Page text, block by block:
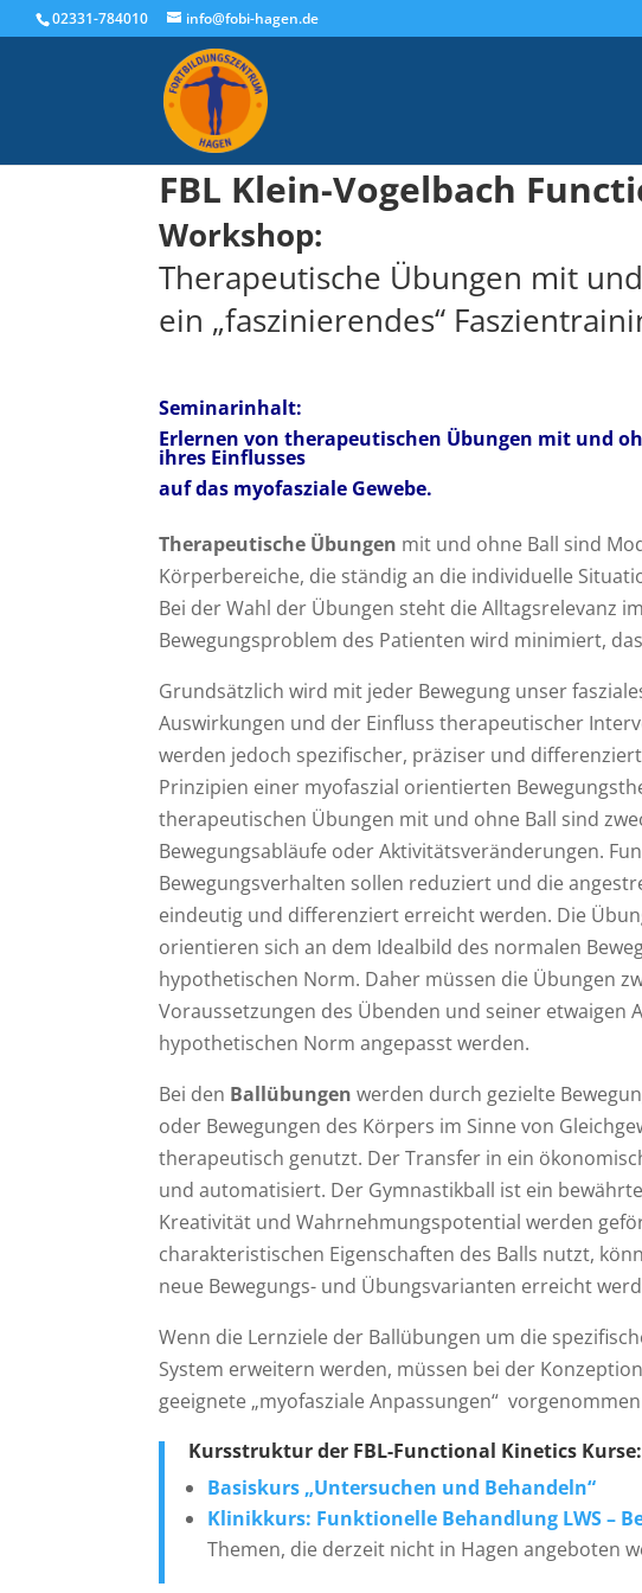
02331-784010 info@fobi-hagen.de
FBL Klein-Vogelbach
Workshop:
Therapeutische Übungen mit
ein „faszinierendes“
Seminarinhalt:
Erlernen von therapeutischen Übungen mit und
ihres Einflusses
auf das myofasziale Gewebe.
Therapeutische Übungen mit und ohne Ball sind
Körperbereiche, die ständig an die individuelle
Bei der Wahl der Übungen steht die Alltagsrelevanz
Bewegungsproblem des Patienten wird minimiert,
Grundsätzlich wird mit jeder Bewegung unser
Auswirkungen und der Einfluss therapeutischer
werden jedoch spezifischer, präziser und
Prinzipien einer myofaszial orientierten
therapeutischen Übungen mit und ohne Ball sind
Bewegungsabläufe oder Aktivitätsveränderungen.
Bewegungsverhalten sollen reduziert und die
eindeutig und differenziert erreicht werden. Die
orientieren sich an dem Idealbild des normalen
hypothetischen Norm. Daher müssen die Übungen
Voraussetzungen des Übenden und seiner etwaigen
hypothetischen Norm angepasst werden.
Bei den Ballübungen werden durch gezielte
oder Bewegungen des Körpers im Sinne von
therapeutisch genutzt. Der Transfer in ein
und automatisiert. Der Gymnastikball ist ein
Kreativität und Wahrnehmungspotential werden
charakteristischen Eigenschaften des Balls nutzt,
neue Bewegungs- und Übungsvarianten erreicht
Wenn die Lernziele der Ballübungen um die
System erweitern werden, müssen bei der
geeignete „myofasziale Anpassungen“
Kursstruktur der FBL-Functional Kinetics Kurse:
Basiskurs „Untersuchen und Behandeln“
Klinikkurs: Funktionelle Behandlung LWS –
Themen, die derzeit nicht in Hagen angeboten